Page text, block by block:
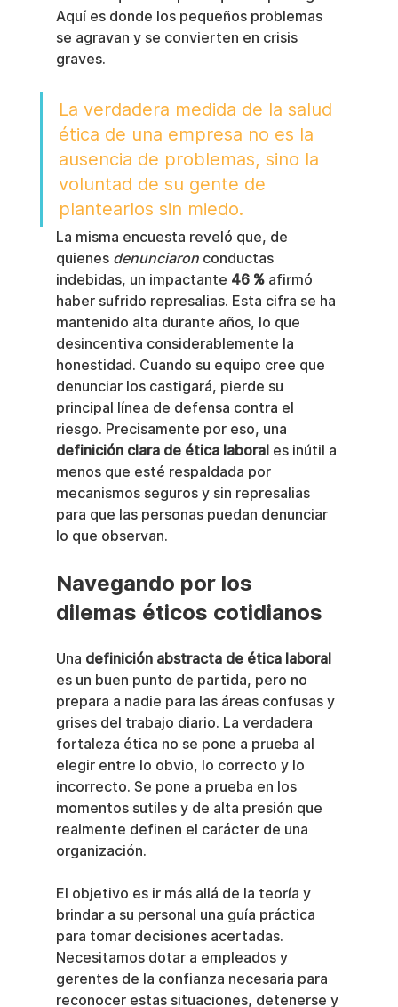
Aquí es donde los pequeños problemas
se agravan y se convierten en crisis
graves.
La verdadera medida de la salud
ética de una empresa no es la
ausencia de problemas, sino la
voluntad de su gente de
plantearlos sin miedo.
La misma encuesta reveló que, de
quienes denunciaron conductas
indebidas, un impactante 46 % afirmó
haber sufrido represalias. Esta cifra se ha
mantenido alta durante años, lo que
desincentiva considerablemente la
honestidad. Cuando su equipo cree que
denunciar los castigará, pierde su
principal línea de defensa contra el
riesgo. Precisamente por eso, una
definición clara de ética laboral es inútil a
menos que esté respaldada por
mecanismos seguros y sin represalias
para que las personas puedan denunciar
lo que observan.
Navegando por los
dilemas éticos cotidianos
Una definición abstracta de ética laboral
es un buen punto de partida, pero no
prepara a nadie para las áreas confusas y
grises del trabajo diario. La verdadera
fortaleza ética no se pone a prueba al
elegir entre lo obvio, lo correcto y lo
incorrecto. Se pone a prueba en los
momentos sutiles y de alta presión que
realmente definen el carácter de una
organización.
El objetivo es ir más allá de la teoría y
brindar a su personal una guía práctica
para tomar decisiones acertadas.
Necesitamos dotar a empleados y
gerentes de la confianza necesaria para
reconocer estas situaciones, detenerse y